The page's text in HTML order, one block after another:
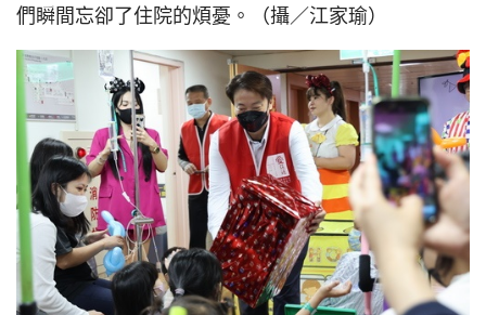
們瞬間忘卻了住院的煩憂。（攝／江家瑜）